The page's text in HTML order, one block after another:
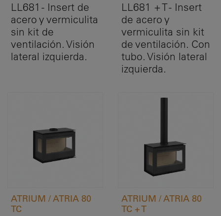
LL681 - Insert de
acero y vermiculita
sin kit de
ventilación. Visión
lateral izquierda.
LL681 + T - Insert
de acero y
vermiculita sin kit
de ventilación. Con
tubo. Visión lateral
izquierda.
ATRIUM / ATRIA 80
TC
ATRIUM / ATRIA 80
TC + T